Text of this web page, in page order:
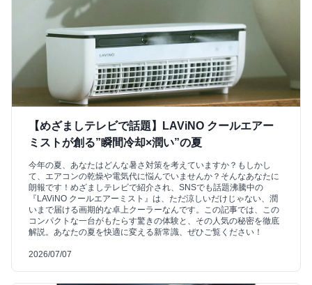
【めざましテレビで話題】LAViNO クールエアー
ミストが創る”瞬間冷却×潤い”の夏
今年の夏、あなたはどんな暑さ対策を考えていますか？もしかし
て、エアコンの乾燥や電気代に悩んでいませんか？そんなあなたに
朗報です！めざましテレビで紹介され、SNSでも話題沸騰中の
『LAViNO クールエアーミスト』は、ただ涼しいだけじゃない、潤
いまで届ける画期的な卓上クーラーなんです。この記事では、この
コンパクトな一台がもたらす驚きの体験と、その人気の秘密を徹底
解説。あなたの夏を快適に変える新常識、ぜひご覧ください！
2026/07/07